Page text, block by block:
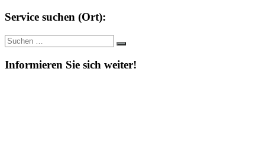
Service suchen (Ort):
Suche
nach:
Suchen
Informieren Sie sich weiter!